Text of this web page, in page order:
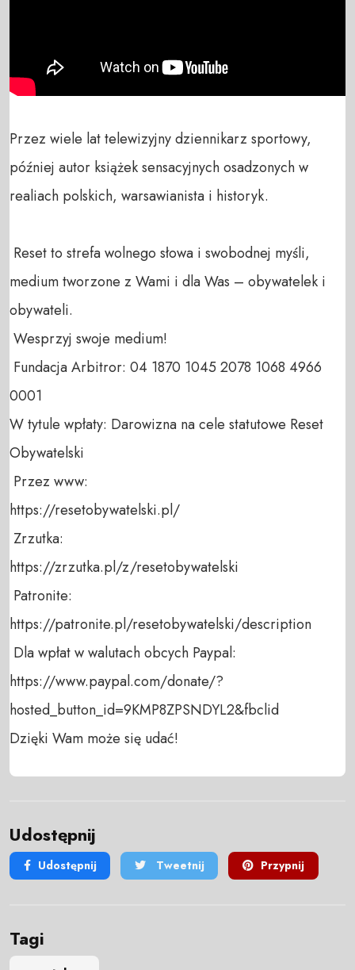
Przez wiele lat telewizyjny dziennikarz sportowy,
później autor książek sensacyjnych osadzonych w
realiach polskich, warsawianista i historyk.
medium tworzone z Wami i dla Was – obywatelek i
obywateli.
0001
W tytule wpłaty: Darowizna na cele statutowe Reset
Obywatelski
https://resetobywatelski.pl/
https://zrzutka.pl/z/resetobywatelski
https://patronite.pl/resetobywatelski/description
https://www.paypal.com/donate/?
hosted_button_id=9KMP8ZPSNDYL2&fbclid
Dzięki Wam może się udać!
Udostępnij
Udostępnij Tweetnij Przypnij
Tagi